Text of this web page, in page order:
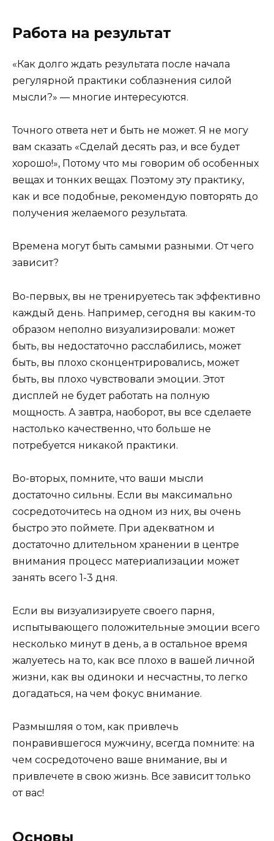
Работа на результат
«Как долго ждать результата после начала
регулярной практики соблазнения силой
мысли?» — многие интересуются.
Точного ответа нет и быть не может. Я не могу
вам сказать «Сделай десять раз, и все будет
хорошо!», Потому что мы говорим об особенных
вещах и тонких вещах. Поэтому эту практику,
как и все подобные, рекомендую повторять до
получения желаемого результата.
Времена могут быть самыми разными. От чего
зависит?
Во-первых, вы не тренируетесь так эффективно
каждый день. Например, сегодня вы каким-то
образом неполно визуализировали: может
быть, вы недостаточно расслабились, может
быть, вы плохо сконцентрировались, может
быть, вы плохо чувствовали эмоции. Этот
дисплей не будет работать на полную
мощность. А завтра, наоборот, вы все сделаете
настолько качественно, что больше не
потребуется никакой практики.
Во-вторых, помните, что ваши мысли
достаточно сильны. Если вы максимально
сосредоточитесь на одном из них, вы очень
быстро это поймете. При адекватном и
достаточно длительном хранении в центре
внимания процесс материализации может
занять всего 1-3 дня.
Если вы визуализируете своего парня,
испытывающего положительные эмоции всего
несколько минут в день, а в остальное время
жалуетесь на то, как все плохо в вашей личной
жизни, как вы одиноки и несчастны, то легко
догадаться, на чем фокус внимание.
Размышляя о том, как привлечь
понравившегося мужчину, всегда помните: на
чем сосредоточено ваше внимание, вы и
привлечете в свою жизнь. Все зависит только
от вас!
Основы